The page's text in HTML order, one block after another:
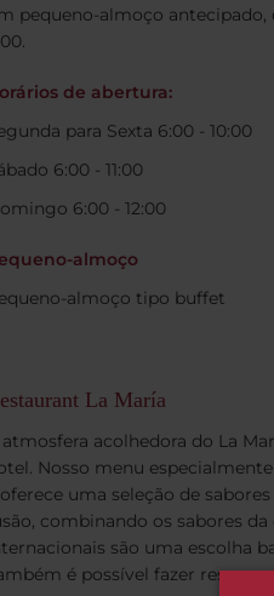
pequeno-almoço antecipado,
de abertura:
para Sexta 6:00 - 10:00
6:00 - 11:00
6:00 - 12:00
almoço
almoço tipo buffet
La María
acolhedora do La
Nosso menu
uma seleção de
combinando os sabores
são uma escolha
é possível fazer